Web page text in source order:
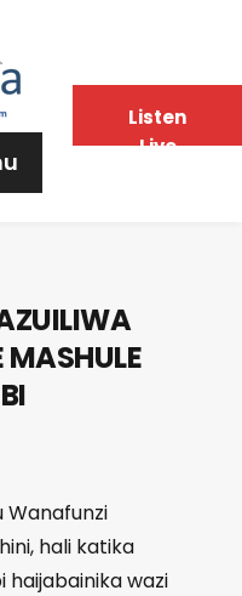
Wanafunzi
hali katika
haijabainika wazi
Listen
Live